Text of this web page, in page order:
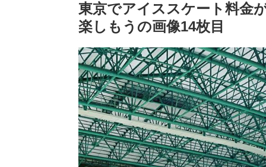
東京でアイススケート料金
楽しもうの画像14枚目